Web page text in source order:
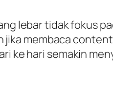
lebar tidak fokus
jika membaca
ke hari semakin